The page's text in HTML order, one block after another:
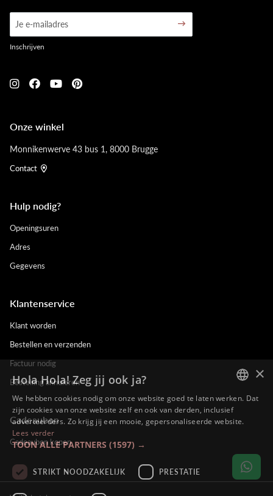
Onze winkel
Monnikenwerve 43 bus 1, 8000 Brugge
Contact
Hulp nodig?
Openingsuren
Adres
Gegevens
Klantenservice
Klant worden
Bestellen en verzenden
Factuur nodig
Bestelling annuleren
Cadeaubon
Cadeaubon kopen
Inschrijven
DUTCH
ENGLISH
GERMAN
×
Hola Hola! Zeg jij ook ja?
We hebben cookies nodig om onze website goed te laten werken. Dat
zijn cookies van onze website zelf en ook van derden, inclusief
adverteerders. Zo krijg jij een mooie, gepersonaliseerde website.
Lees verder
TOON ALLE PARTNERS (1597) →
STRIKT NOODZAKELIJK PRESTATIE